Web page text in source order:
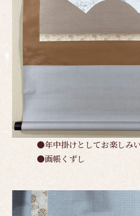
●年中掛けとしてお楽しみい
●画帳くずし